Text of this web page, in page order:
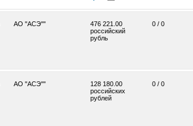
АО "АСЭ""
476 221.00
российский
рубль
0 / 0
АО "АСЭ""
128 180.00
российских
рублей
0 / 0